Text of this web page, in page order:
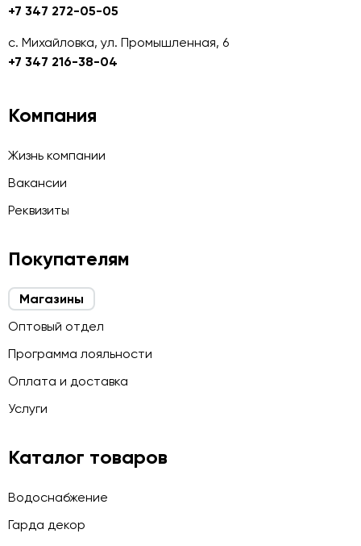
+7 347 272-05-05
с. Михайловка, ул. Промышленная, 6
+7 347 216-38-04
Компания
Жизнь компании
Вакансии
Реквизиты
Покупателям
Магазины
Оптовый отдел
Программа лояльности
Оплата и доставка
Услуги
Каталог товаров
Водоснабжение
Гарда декор